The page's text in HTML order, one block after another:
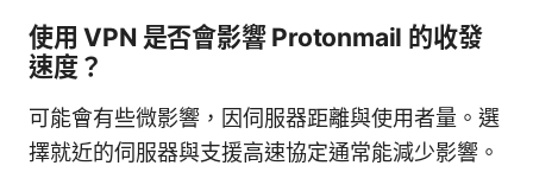
使用 VPN 是否會影響 Protonmail 的收發
速度？
可能會有些微影響，因伺服器距離與使用者量。選
擇就近的伺服器與支援高速協定通常能減少影響。